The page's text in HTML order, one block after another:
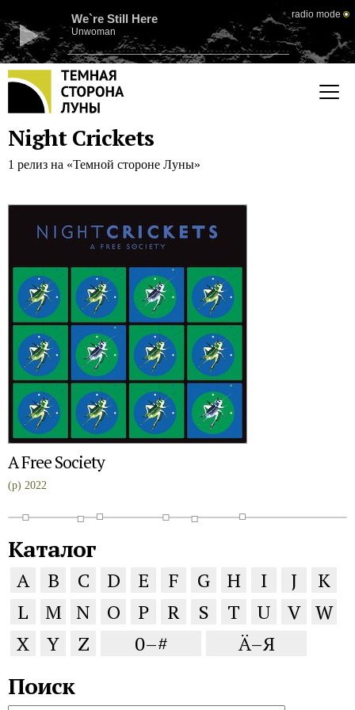
We`re Still Here
Unwoman
radio mode
Night Crickets
1 релиз на «Темной стороне Луны»
A Free Society
(p) 2022
Каталог
A B C D E F G H I J
K
L
M N O P R S T U V W
X
Y Z 0–# Ä–Я
Поиск